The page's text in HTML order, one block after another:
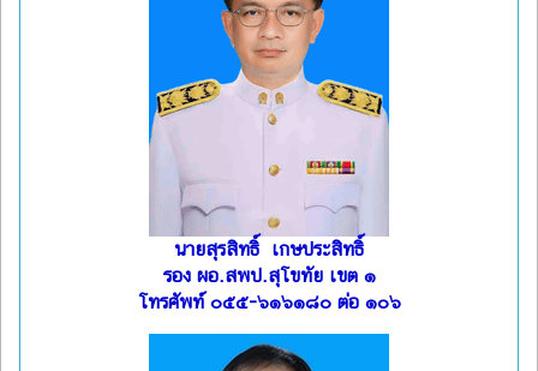
นายสุรสิทธิ์ เกษประสิทธิ์
รอง ผอ.สพป.สุโขทัย เขต ๑
โทรศัพท์ ๐๕๕-๖๑๖๑๘๐ ต่อ ๑๐๖